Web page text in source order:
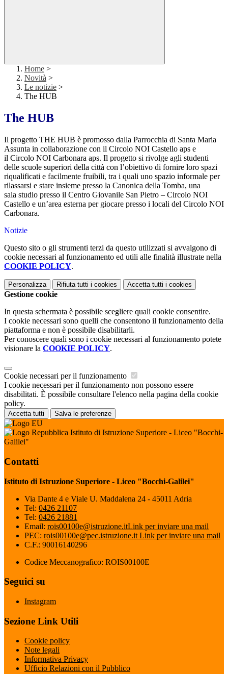
Home >
Novità >
Le notizie >
The HUB
The HUB
Il progetto THE HUB è promosso dalla Parrocchia di Santa Maria
Assunta in collaborazione con il Circolo NOI Castello aps e
il Circolo NOI Carbonara aps. Il progetto si rivolge agli studenti
delle scuole superiori della città con l’obiettivo di fornire loro spazi
riqualificati e facilmente fruibili, tra i quali uno spazio informale per
rilassarsi e stare insieme presso la Canonica della Tomba, una
sala studio presso il Centro Giovanile San Pietro – Circolo NOI
Castello e un’area esterna per giocare presso i locali del Circolo NOI
Carbonara.
Notizie
Questo sito o gli strumenti terzi da questo utilizzati si avvalgono di
cookie necessari al funzionamento ed utili alle finalità illustrate nella
COOKIE POLICY.
Personalizza Rifiuta tutti i cookies Accetta tutti i cookies
Gestione cookie
In questa schermata è possibile scegliere quali cookie consentire.
I cookie necessari sono quelli che consentono il funzionamento della
piattaforma e non è possibile disabilitarli.
Per conoscere quali sono i cookie necessari al funzionamento potete
visionare la COOKIE POLICY.
Cookie necessari per il funzionamento
I cookie necessari per il funzionamento non possono essere
disabilitati. È possibile consultare l'elenco nella pagina della cookie
policy.
Accetta tutti Salva le preferenze
Istituto di Istruzione Superiore - Liceo "Bocchi-
Galilei"
Contatti
Istituto di Istruzione Superiore - Liceo "Bocchi-Galilei"
Via Dante 4 e Viale U. Maddalena 24 - 45011 Adria
Tel: 0426 21107
Tel: 0426 21881
Email: rois00100e@istruzione.itLink per inviare una mail
PEC: rois00100e@pec.istruzione.it Link per inviare una mail
C.F.: 90016140296
Codice Meccanografico: ROIS00100E
Seguici su
Instagram
Sezione Link Utili
Cookie policy
Note legali
Informativa Privacy
Ufficio Relazioni con il Pubblico